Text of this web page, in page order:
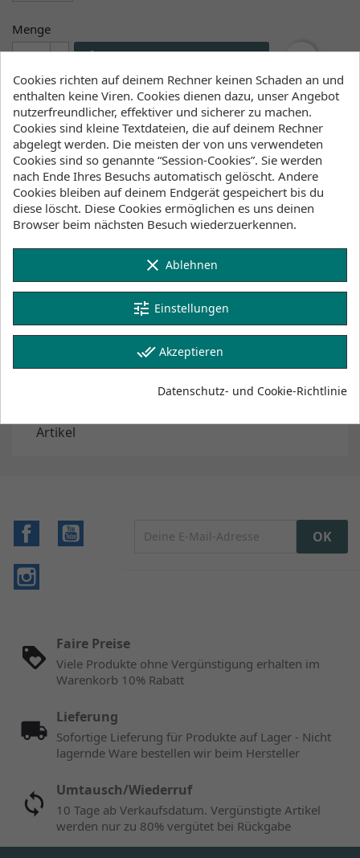
Menge

favorite_border
Liefern wir ab Lager
Verfügbarkeit (Lager, Lieferzeiten)
Lager Wind&Snow
an Lager:
2-4 Werktage
Klicke hier um die Lagerbestände anzuzeigen
Artikeldetails Lagerbestand
Artikel-Nr.
35001.170298
Artikel
Facebook
Faire Preise
Viele Produkte ohne Vergünstigung erhalten im
Warenkorb 10% Rabatt
Lieferung
Sofortige Lieferung für Produkte auf Lager - Nicht
lagernde Ware bestellen wir beim Hersteller
Umtausch/Wiederruf
10 Tage ab Verkaufsdatum. Vergünstigte Artikel
werden nur zu 80% vergütet bei Rückgabe
Cookies richten auf deinem Rechner keinen Schaden an und
enthalten keine Viren. Cookies dienen dazu, unser Angebot
nutzerfreundlicher, effektiver und sicherer zu machen.
Cookies sind kleine Textdateien, die auf deinem Rechner
abgelegt werden. Die meisten der von uns verwendeten
Cookies sind so genannte “Session-Cookies”. Sie werden
nach Ende Ihres Besuchs automatisch gelöscht. Andere
Cookies bleiben auf deinem Endgerät gespeichert bis du
diese löscht. Diese Cookies ermöglichen es uns deinen
Browser beim nächsten Besuch wiederzuerkennen.
clear Ablehnen
tune Einstellungen
done_all Akzeptieren
Datenschutz- und Cookie-Richtlinie